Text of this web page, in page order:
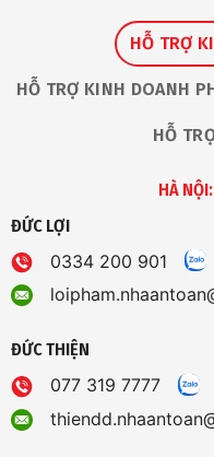
HỖ TRỢ
HỖ TRỢ KINH DOANH
HỖ
HÀ
ĐỨC LỢI
0334 200 901
ĐỨC THIỆN
077 319 7777